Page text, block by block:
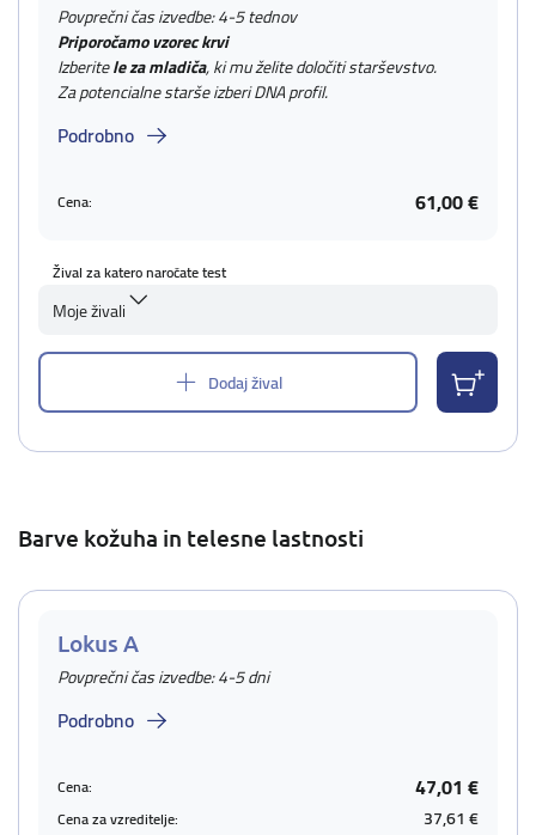
Povprečni čas izvedbe: 4-5 tednov
Priporočamo vzorec krvi
Izberitele za mladiča, ki mu želite določiti starševstvo.
Za potencialne starše izberi DNA profil.
Podrobno
Cena: 61,00 €
Žival za katero naročate test
Moje živali
Dodaj žival
Barve kožuha in telesne lastnosti
Lokus A
Povprečni čas izvedbe: 4-5 dni
Podrobno
Cena: 47,01 €
Cena za vzreditelje: 37,61 €